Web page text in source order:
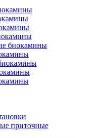
биокамины
приточные